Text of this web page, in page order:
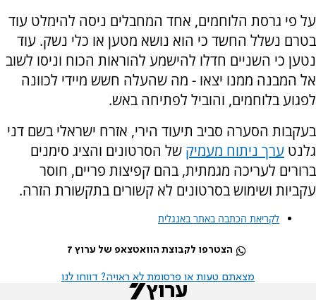
על פי גרסת הלוחמים, אחד המחבלים ניסה להימלט עוד
בטרם נשלל החשד כי הוא נושא מטען או כלי נשק. עוד
נטען כי השניים חדלו להישמע להוראות הכוח וניסו לשוב
אל המבנה ממנו יצאו - מה שהעלה חשש מיידי לכוונה
לפגוע בלוחמים, והוביל לפתיחה באש.
בעקבות הסערה סביב תיעוד הירי, אזרח ישראלי בשם דני
גלנט ערך ניתוח מעמיק של הסרטונים והציג סימנים
ברורים לעריכה מגמתית, בהם קפיצות פריים, חוסר
עקביות ושימוש בסרטונים לא קשורים בתקשורת הזרה.
לקריאת הכתבה באתר באנגלית
הצטרפו לקבוצת הוואטצאפ של ערוץ 7
מצאתם טעות או פרסומת לא ראויה? דווחו לנו